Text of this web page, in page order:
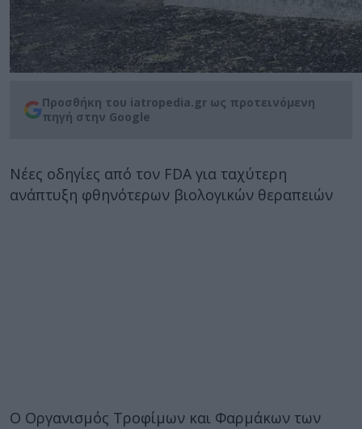
Προσθήκη του iatropedia.gr ως προτεινόμενη
πηγή στην Google
Νέες οδηγίες από τον FDA για ταχύτερη
ανάπτυξη φθηνότερων βιολογικών θεραπειών
Ο Οργανισμός Τροφίμων και Φαρμάκων των